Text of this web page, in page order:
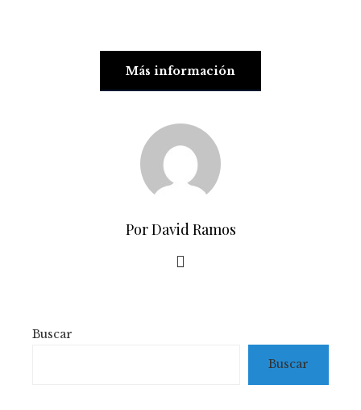
Más información
Por David Ramos
Buscar
Buscar